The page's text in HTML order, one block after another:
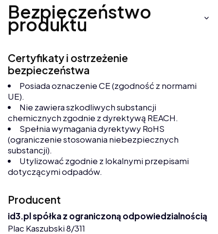
Bezpieczeństwo
produktu
Certyfikaty i ostrzeżenie
bezpieczeństwa
Posiada oznaczenie CE (zgodność z normami
UE).
Nie zawiera szkodliwych substancji
chemicznych zgodnie z dyrektywą REACH.
Spełnia wymagania dyrektywy RoHS
(ograniczenie stosowania niebezpiecznych
substancji).
Utylizować zgodnie z lokalnymi przepisami
dotyczącymi odpadów.
Producent
id3.pl spółka z ograniczoną odpowiedzialnością
Plac Kaszubski 8/311